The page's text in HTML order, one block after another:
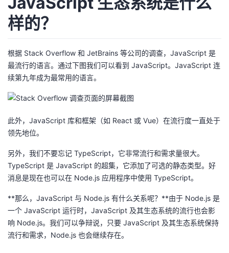
验
收
议
样的？
根据 Stack Overflow 和 JetBrains 等公司的调查，JavaScript 是
最流行的语言。通过下图我们可以看到 JavaScript。JavaScript 连
续第九年成为最常用的语言。
此外，JavaScript 库和框架（如 React 或 Vue）在流行度一直处于
领先地位。
另外，我们不要忘记 TypeScript，它非常流行和需求量很大。
TypeScript 是 JavaScript 的超集，它添加了可选的静态类型。好
消息是现在也可以在 Node.js 应用程序中使用 TypeScript。
**那么，JavaScript 与 Node.js 有什么关系呢？**由于 Node.js 是
一个 JavaScript 运行时，JavaScript 及其生态系统的流行也会影
响 Node.js。我们可以争辩说，只要 JavaScript 及其生态系统保持
流行和需求，Node.js 也会继续存在。